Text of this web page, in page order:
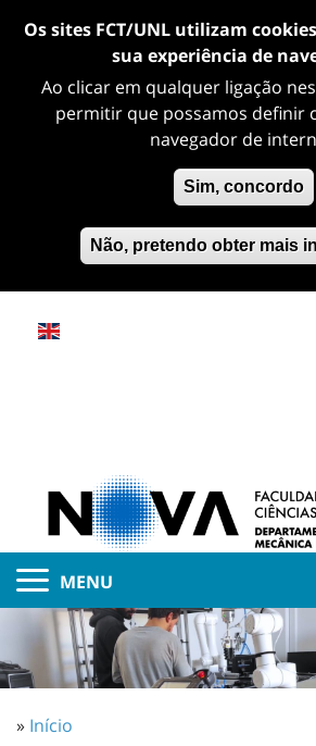
Os sites FCT/UNL utilizam
sua experiência de
Ao clicar em qualquer ligação
permitir que possamos definir
navegador de
Sim, concordo
Não, pretendo obter mais
MENU
» Início